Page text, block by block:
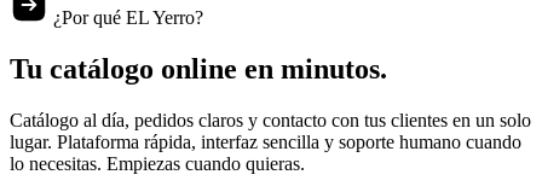
¿Por qué EL Yerro?
Tu catálogo online en minutos.
Catálogo al día, pedidos claros y contacto con tus clientes en un solo
lugar. Plataforma rápida, interfaz sencilla y soporte humano cuando
lo necesitas. Empiezas cuando quieras.